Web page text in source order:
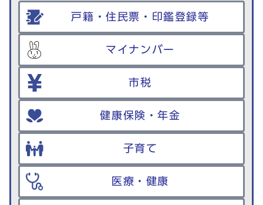
戸籍・住民票・印鑑登録等
マイナンバー
市税
健康保険・年金
子育て
医療・健康